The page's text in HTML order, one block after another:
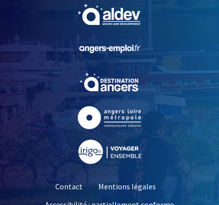
, Ouvre une nouvelle
, Ouvre une nouvelle
Contact
Mentions légales